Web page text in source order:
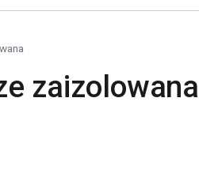
zaizolowana